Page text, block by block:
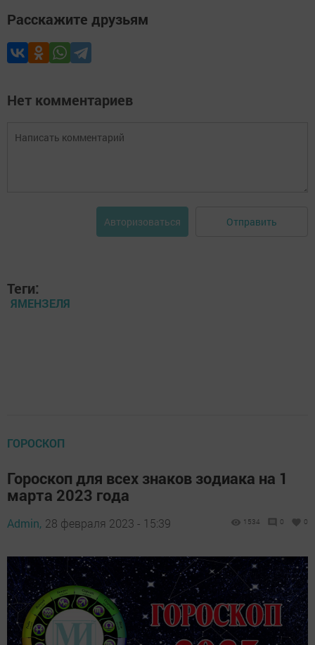
Расскажите друзьям
Нет комментариев
Авторизоваться Отправить
Теги:
ЯМЕНЗЕЛЯ
ГОРОСКОП
Гороскоп для всех знаков зодиака на 1
марта 2023 года
Admin, 28 февраля 2023 - 15:39 1534 0 0